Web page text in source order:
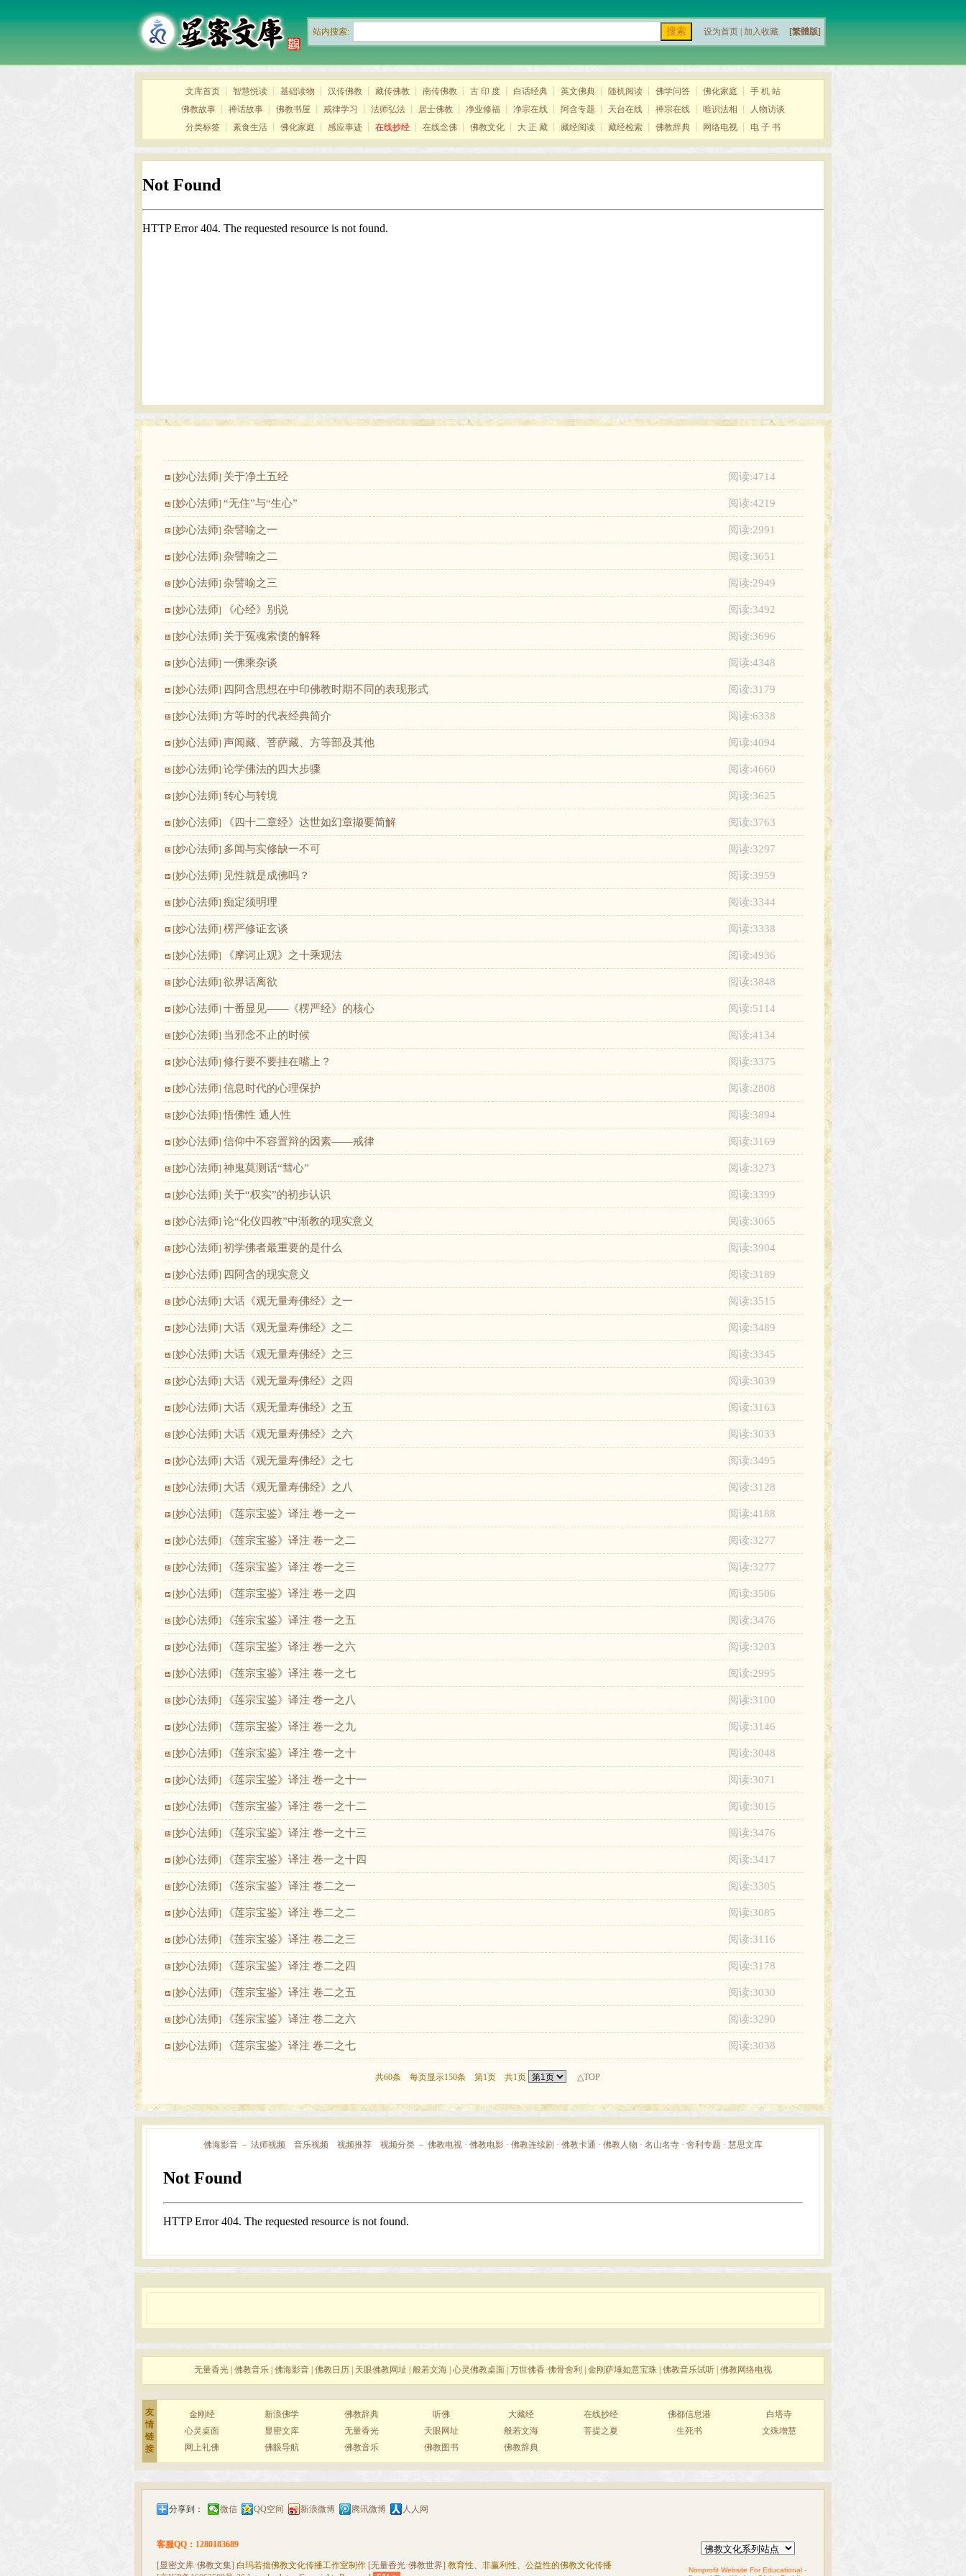
站内搜索: 设为首页 加入收藏 [繁體版]
文库首页 ┊ 智慧悦读 ┊ 基础读物 ┊ 汉传佛教 ┊ 藏传佛教 ┊ 南传佛教 ┊ 古 印 度 ┊ 白话经典 ┊ 英文佛典 ┊ 随机阅读 ┊ 佛学问答 ┊ 佛化家庭 ┊ 手 机 站
佛教故事 ┊ 禅话故事 ┊ 佛教书屋 ┊ 戒律学习 ┊ 法师弘法 ┊ 居士佛教 ┊ 净业修福 ┊ 净宗在线 ┊ 阿含专题 ┊ 天台在线 ┊ 禅宗在线 ┊ 唯识法相 ┊
人物访谈
分类标签 ┊ 素食生活 ┊ 佛化家庭 ┊ 感应事迹 ┊ 在线抄经 ┊ 在线念佛 ┊ 佛教文化 ┊ 大 正 藏 ┊ 藏经阅读 ┊ 藏经检索 ┊ 佛教辞典 ┊ 网络电视 ┊ 电 子 书
[妙心法师] 关于净土五经 阅读:4714
[妙心法师] “无住”与“生心” 阅读:4219
[妙心法师] 杂譬喻之一 阅读:2991
[妙心法师] 杂譬喻之二 阅读:3651
[妙心法师] 杂譬喻之三 阅读:2949
[妙心法师] 《心经》别说 阅读:3492
[妙心法师] 关于冤魂索债的解释 阅读:3696
[妙心法师] 一佛乘杂谈 阅读:4348
[妙心法师] 四阿含思想在中印佛教时期不同的表现形式 阅读:3179
[妙心法师] 方等时的代表经典简介 阅读:6338
[妙心法师] 声闻藏、菩萨藏、方等部及其他 阅读:4094
[妙心法师] 论学佛法的四大步骤 阅读:4660
[妙心法师] 转心与转境 阅读:3625
[妙心法师] 《四十二章经》达世如幻章撷要简解 阅读:3763
[妙心法师] 多闻与实修缺一不可 阅读:3297
[妙心法师] 见性就是成佛吗？ 阅读:3959
[妙心法师] 痴定须明理 阅读:3344
[妙心法师] 楞严修证玄谈 阅读:3338
[妙心法师] 《摩诃止观》之十乘观法 阅读:4936
[妙心法师] 欲界话离欲 阅读:3848
[妙心法师] 十番显见——《楞严经》的核心 阅读:5114
[妙心法师] 当邪念不止的时候 阅读:4134
[妙心法师] 修行要不要挂在嘴上？ 阅读:3375
[妙心法师] 信息时代的心理保护 阅读:2808
[妙心法师]悟佛性 通人性 阅读:3894
[妙心法师] 信仰中不容置辩的因素——戒律 阅读:3169
[妙心法师] 神鬼莫测话“彗心” 阅读:3273
[妙心法师] 关于“权实”的初步认识 阅读:3399
[妙心法师] 论“化仪四教”中渐教的现实意义 阅读:3065
[妙心法师] 初学佛者最重要的是什么 阅读:3904
[妙心法师] 四阿含的现实意义 阅读:3189
[妙心法师] 大话《观无量寿佛经》之一 阅读:3515
[妙心法师] 大话《观无量寿佛经》之二 阅读:3489
[妙心法师] 大话《观无量寿佛经》之三 阅读:3345
[妙心法师] 大话《观无量寿佛经》之四 阅读:3039
[妙心法师] 大话《观无量寿佛经》之五 阅读:3163
[妙心法师] 大话《观无量寿佛经》之六 阅读:3033
[妙心法师] 大话《观无量寿佛经》之七 阅读:3495
[妙心法师] 大话《观无量寿佛经》之八 阅读:3128
[妙心法师] 《莲宗宝鉴》译注 卷一之一 阅读:4188
[妙心法师] 《莲宗宝鉴》译注 卷一之二 阅读:3277
[妙心法师] 《莲宗宝鉴》译注 卷一之三 阅读:3277
[妙心法师] 《莲宗宝鉴》译注 卷一之四 阅读:3506
[妙心法师] 《莲宗宝鉴》译注 卷一之五 阅读:3476
[妙心法师] 《莲宗宝鉴》译注 卷一之六 阅读:3203
[妙心法师] 《莲宗宝鉴》译注 卷一之七 阅读:2995
[妙心法师] 《莲宗宝鉴》译注 卷一之八 阅读:3100
[妙心法师] 《莲宗宝鉴》译注 卷一之九 阅读:3146
[妙心法师] 《莲宗宝鉴》译注 卷一之十 阅读:3048
[妙心法师] 《莲宗宝鉴》译注 卷一之十一 阅读:3071
[妙心法师] 《莲宗宝鉴》译注 卷一之十二 阅读:3015
[妙心法师] 《莲宗宝鉴》译注 卷一之十三 阅读:3476
[妙心法师] 《莲宗宝鉴》译注 卷一之十四 阅读:3417
[妙心法师] 《莲宗宝鉴》译注 卷二之一 阅读:3305
[妙心法师] 《莲宗宝鉴》译注 卷二之二 阅读:3085
[妙心法师] 《莲宗宝鉴》译注 卷二之三 阅读:3116
[妙心法师] 《莲宗宝鉴》译注 卷二之四 阅读:3178
[妙心法师] 《莲宗宝鉴》译注 卷二之五 阅读:3030
[妙心法师] 《莲宗宝鉴》译注 卷二之六 阅读:3290
[妙心法师] 《莲宗宝鉴》译注 卷二之七 阅读:3038
共60条 每页显示150条 第1页 共1页 △TOP
佛海影音 － 法师视频 音乐视频 视频推荐 视频分类 － 佛教电视 · 佛教电影 · 佛教连续剧 · 佛教卡通 · 佛教人物 · 名山名寺 · 舍利专题 · 慧思文库
无量香光 佛教音乐 佛海影音 佛教日历 天眼佛教网址 般若文海 心灵佛教桌面 万世佛香·佛骨舍利 金刚萨埵如意宝珠 佛教音乐试听 佛教网络电视
友
情
链
接
金刚经 新浪佛学 佛教辞典 听佛 大藏经 在线抄经 佛都信息港
白塔寺
心灵桌面
显密文库 无量香光 天眼网址 般若文海 菩提之夏 生死书
文殊增慧
网上礼佛
佛眼导航 佛教音乐 佛教图书 佛教辞典
分享到： 微信 QQ空间 新浪微博 腾讯微博 人人网
客服QQ：1280183689
[显密文库·佛教文集] 白玛若拙佛教文化传播工作室制作 [无量香光·佛教世界] 教育性、非赢利性、公益性的佛教文化传播
Nonprofit Website For Educational -